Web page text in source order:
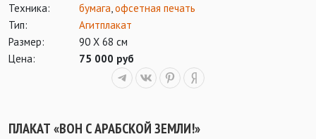
Техника:
бумага офсетная печать
Тип:
Агитплакат
Размер:
90 Х 68 см
Цена:
75 000 руб
ПЛАКАТ «ВОН С АРАБСКОЙ ЗЕМЛИ!»